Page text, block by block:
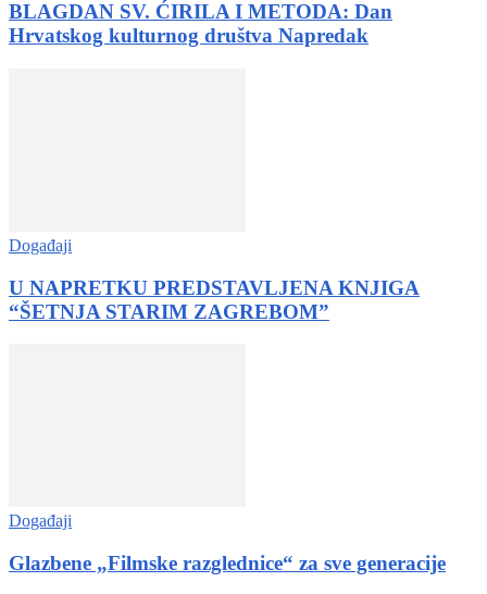
BLAGDAN SV. ĆIRILA I METODA: Dan
Hrvatskog kulturnog društva Napredak
Događaji
U NAPRETKU PREDSTAVLJENA KNJIGA
“ŠETNJA STARIM ZAGREBOM”
Događaji
Glazbene „Filmske razglednice“ za sve generacije